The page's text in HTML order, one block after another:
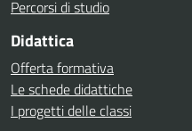
Percorsi di studio
Didattica
Offerta formativa
Le schede didattiche
I progetti delle classi